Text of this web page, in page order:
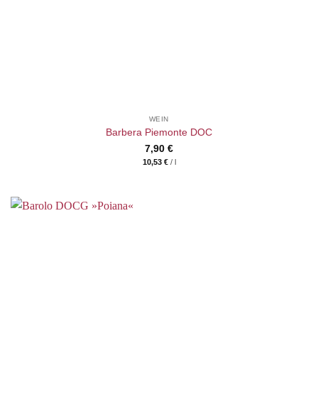
WEIN
Barbera Piemonte DOC
7,90 €
10,53 €/ l